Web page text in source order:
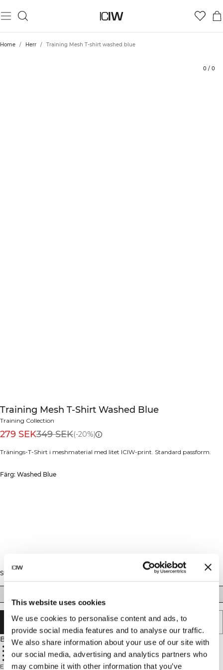
This website uses cookies
We use cookies to personalise content and ads, to
provide social media features and to analyse our traffic.
We also share information about your use of our site with
our social media, advertising and analytics partners who
may combine it with other information that you’ve
Home / Herr / Training Mesh T-shirt washed blue
0 / 0
Training Mesh T-Shirt Washed Blue
Training Collection
279 SEK349 SEK(-20%)
Tränings-T-Shirt i meshmaterial med litet ICIW-print. Standard passform.
Färg: Washed Blue
Storlek
SLUTSÅLD - MEDDELA MIG
Beskrivning
Standard passform
Stretchigt meshtyg
Fukttransporterande
En tränings-t-shirt i stretchigt meshtyg som ger dig optimal komfort och